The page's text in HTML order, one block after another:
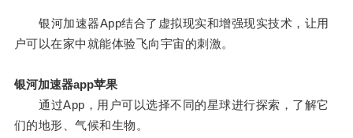
银河加速器App结合了虚拟现实和增强现实技术，让用
户可以在家中就能体验飞向宇宙的刺激。
银河加速器app苹果
通过App，用户可以选择不同的星球进行探索，了解它
们的地形、气候和生物。